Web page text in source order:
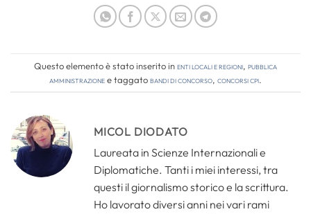
Questo elemento è stato inserito inEnti locali e regioni, Pubblica
amministrazionee taggatobandi di concorso, concorsi cpi.
MICOL DIODATO
Laureata in Scienze Internazionali e
Diplomatiche. Tanti i miei interessi, tra
questi il giornalismo storico e la scrittura.
Ho lavorato diversi anni nei vari rami